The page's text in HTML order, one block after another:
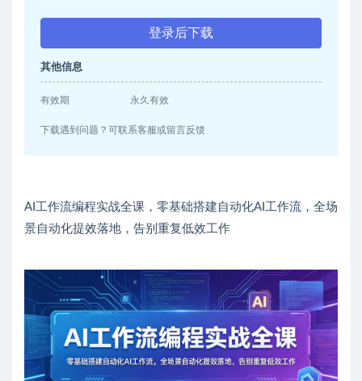
登录后下载
其他信息
有效期 永久有效
下载遇到问题？可联系客服或留言反馈
AI工作流编程实战全课，零基础搭建自动化AI工作流，全场
景自动化提效落地，告别重复低效工作